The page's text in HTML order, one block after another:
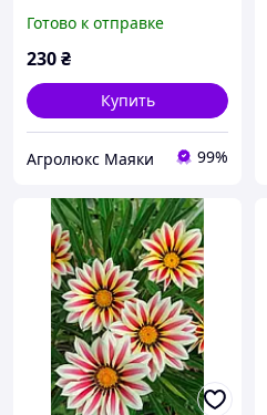
Готово к отправке
230₴
Купить
Агролюкс Маяки 99%